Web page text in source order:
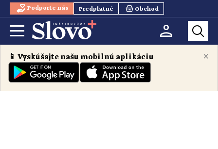
Podporte nás Predplatné Obchod
×
📱 Vyskúšajte našu mobilnú aplikáciu